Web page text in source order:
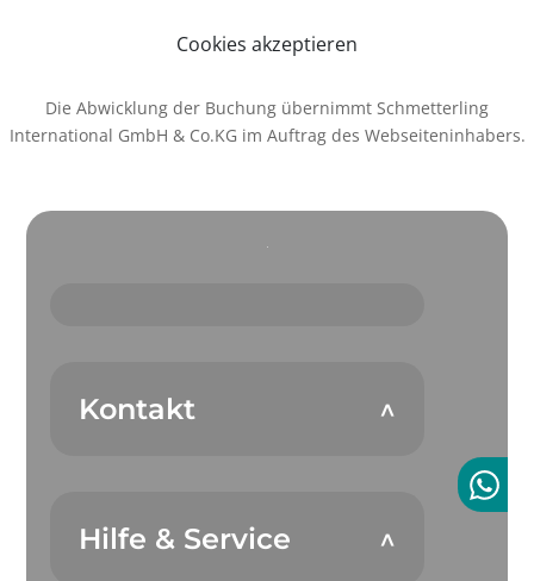
Cookies akzeptieren
Die Abwicklung der Buchung übernimmt Schmetterling
International GmbH & Co.KG im Auftrag des Webseiteninhabers.
Kontakt
Hilfe & Service